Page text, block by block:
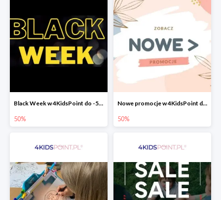
Black Week w 4KidsPoint do -50%
50%
Nowe promocje w 4KidsPoint do -50%
50%